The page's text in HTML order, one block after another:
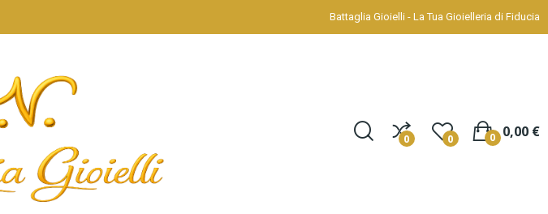
Battaglia Gioielli - La Tua Gioielleria di Fiducia
0 0 0,00 €
0